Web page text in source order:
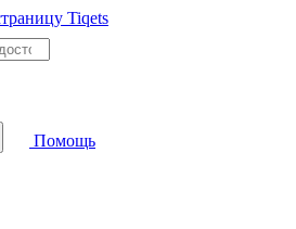
Помощь